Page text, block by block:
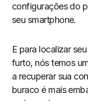
configurações do
seu smartphone.
E para localizar
furto, nós temos
a recuperar sua
buraco é mais